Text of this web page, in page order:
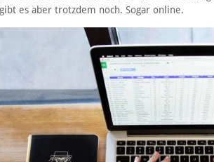
es aber trotzdem noch. Sogar online.